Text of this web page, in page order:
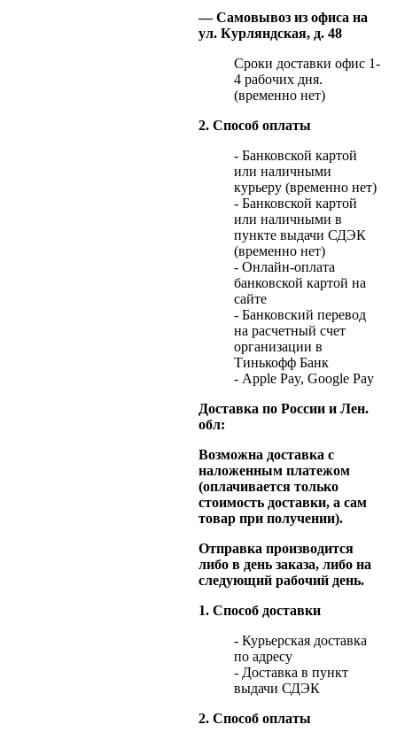
— Самовывоз из офиса на
ул. Курляндская, д. 48
Сроки доставки офис 1-
4 рабочих дня.
(временно нет)
2. Способ оплаты
- Банковской картой
или наличными
курьеру (временно нет)
- Банковской картой
или наличными в
пункте выдачи СДЭК
(временно нет)
- Онлайн-оплата
банковской картой на
сайте
- Банковский перевод
на расчетный счет
организации в
Тинькофф Банк
- Apple Pay, Google Pay
Доставка по России и Лен.
обл:
Возможна доставка с
наложенным платежом
(оплачивается только
стоимость доставки, а сам
товар при получении).
Отправка производится
либо в день заказа, либо на
следующий рабочий день.
1. Способ доставки
- Курьерская доставка
по адресу
- Доставка в пункт
выдачи СДЭК
2. Способ оплаты